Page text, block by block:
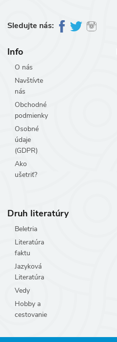
Sledujte nás:
Info
O nás
Navštívte
nás
Obchodné
podmienky
Osobné
údaje
(GDPR)
Ako
ušetriť?
Druh literatúry
Beletria
Literatúra
faktu
Jazyková
Literatúra
Vedy
Hobby a
cestovanie